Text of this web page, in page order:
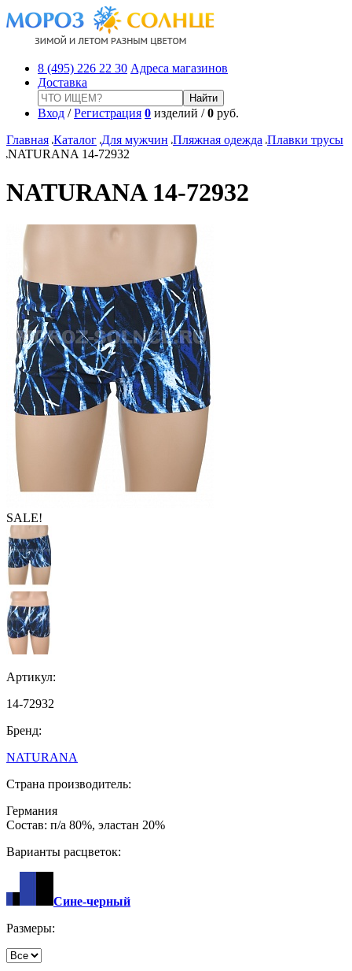
8 (495) 226 22 30 Адреса магазинов
Доставка
Вход /Регистрация 0 изделий /0 руб.
Главная Каталог Для мужчин Пляжная одежда Плавки трусы
NATURANA 14-72932
NATURANA 14-72932
SALE!
Артикул:
14-72932
Бренд:
NATURANA
Страна производитель:
Германия
Состав: п/а 80%, эластан 20%
Варианты расцветок:
Сине-черный
Размеры: